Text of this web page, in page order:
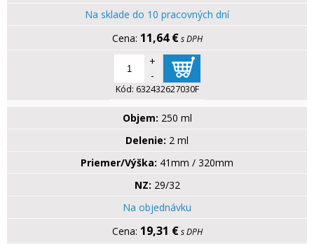
Na sklade do 10 pracovných dní
11,64 € s DPH
+
-
Kód: 632432627030F
Objem: 250 ml
Delenie: 2 ml
Priemer/Výška: 41mm / 320mm
NZ: 29/32
Na objednávku
19,31 € s DPH